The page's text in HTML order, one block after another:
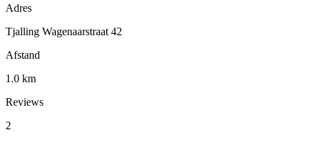
Adres
Tjalling Wagenaarstraat 42
Afstand
1.0 km
Reviews
2